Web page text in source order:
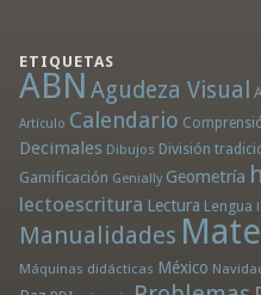
ETIQUETAS
ABN Agudeza Visual
Artículo Calendario
Decimales Dibujos División
Gamificación Genially Geometría
lectoescritura Lectura Lengua
Manualidades
Máquinas didácticas México